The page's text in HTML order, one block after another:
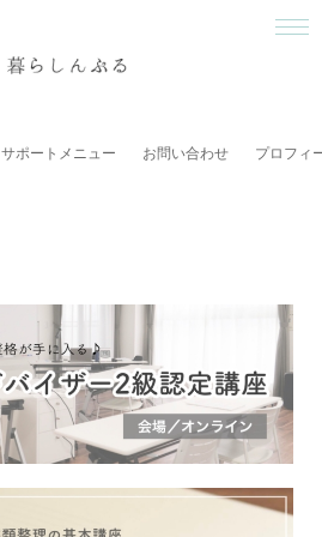
サポートメニュー お問い合わせ プロフィ